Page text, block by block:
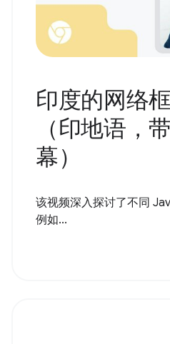
印度的网络
（印地语，
幕）
该视频深入探讨了不同
例如...